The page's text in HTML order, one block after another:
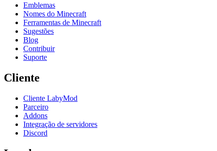
Emblemas
Nomes do Minecraft
Ferramentas de Minecraft
Sugestões
Blog
Contribuir
Suporte
Cliente
Cliente LabyMod
Parceiro
Addons
Integração de servidores
Discord